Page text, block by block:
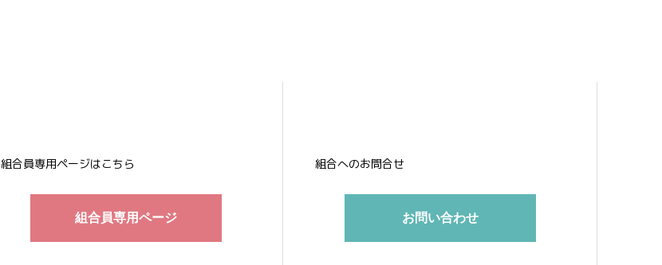
組合員専用ページはこちら
組合員専用ページ
組合へのお問合せ
お問い合わせ